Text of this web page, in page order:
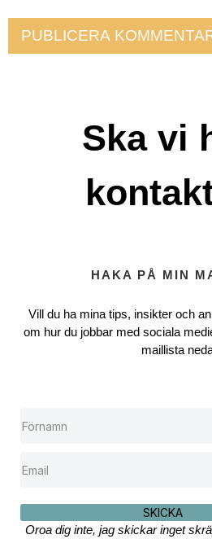
Ska vi
HAKA PÅ MIN
Vill du ha mina tips, insikter och
om hur du jobbar med sociala
maillista
SKICKA
Oroa dig inte, jag skickar inget